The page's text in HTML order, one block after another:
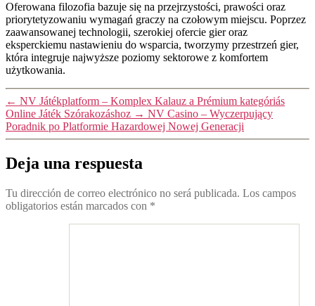
Oferowana filozofia bazuje się na przejrzystości, prawości oraz
priorytetyzowaniu wymagań graczy na czołowym miejscu. Poprzez
zaawansowanej technologii, szerokiej ofercie gier oraz
eksperckiemu nastawieniu do wsparcia, tworzymy przestrzeń gier,
która integruje najwyższe poziomy sektorowe z komfortem
użytkowania.
← NV Játékplatform – Komplex Kalauz a Prémium kategóriás
Online Játék Szórakozáshoz → NV Casino – Wyczerpujący
Poradnik po Platformie Hazardowej Nowej Generacji
Deja una respuesta
Tu dirección de correo electrónico no será publicada. Los campos
obligatorios están marcados con *